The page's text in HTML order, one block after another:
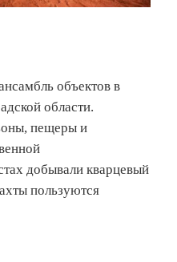
объектов в
области.
пещеры и
добывали кварцевый
пользуются